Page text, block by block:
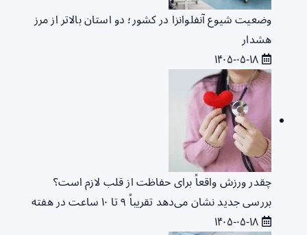
وضعیت شیوع آنفلوانزا در کشور؛ دو استان بالاتر از مرز
هشدار
چقدر ورزش واقعاً برای حفاظت از قلب لازم است؟
بررسی جدید نشان می‌دهد تقریباً ۹ تا ۱۰ ساعت در هفته